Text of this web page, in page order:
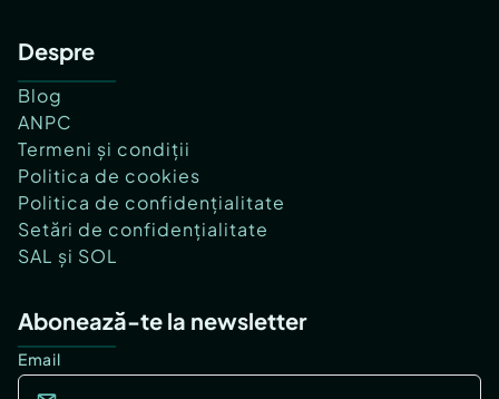
Despre
Blog
ANPC
Termeni și condiții
Politica de cookies
Politica de confidențialitate
Setări de confidențialitate
SAL și SOL
Abonează-te la newsletter
Email